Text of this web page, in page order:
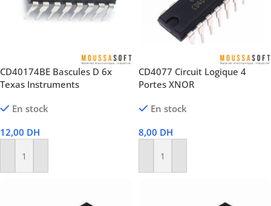
CD40174BE Bascules D 6x
Texas Instruments
En stock
12,00 DH
Ajouter Au Panier
CD4077 Circuit Logique 4
Portes XNOR
En stock
8,00 DH
Ajouter Au Panier